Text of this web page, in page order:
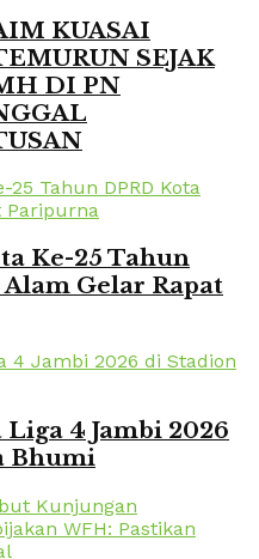
KUASAI
SEJAK
DI PN
Ke-25 Tahun
Gelar Rapat
4 Jambi 2026
Bhumi